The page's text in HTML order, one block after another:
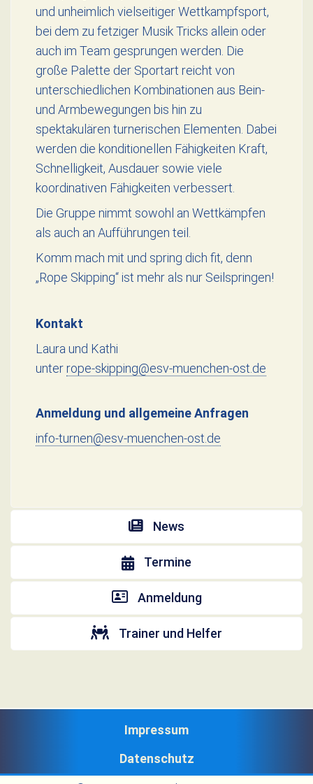
und unheimlich vielseitiger Wettkampfsport,
bei dem zu fetziger Musik Tricks allein oder
auch im Team gesprungen werden. Die
große Palette der Sportart reicht von
unterschiedlichen Kombinationen aus Bein-
und Armbewegungen bis hin zu
spektakulären turnerischen Elementen. Dabei
werden die konditionellen Fähigkeiten Kraft,
Schnelligkeit, Ausdauer sowie viele
koordinativen Fähigkeiten verbessert.
Die Gruppe nimmt sowohl an Wettkämpfen
als auch an Aufführungen teil.
Komm mach mit und spring dich fit, denn
„Rope Skipping“ ist mehr als nur Seilspringen!
Kontakt
Laura und Kathi
unterrope-skipping@esv-muenchen-ost.de
Anmeldung und allgemeine Anfragen
info-turnen@esv-muenchen-ost.de
News
Termine
Anmeldung
Trainer und Helfer
Impressum
Datenschutz